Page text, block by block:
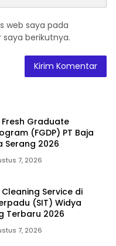
web saya pada
berikutnya.
Graduate
(FGDP) PT Baja
Serang 2026
7, 2026
Service di
(SIT) Widya
Terbaru 2026
7, 2026